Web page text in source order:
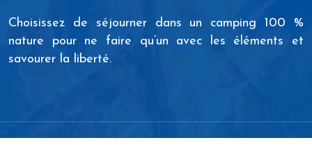
Choisissez de séjourner dans un camping 100 %
nature pour ne faire qu’un avec les éléments et
savourer la liberté.